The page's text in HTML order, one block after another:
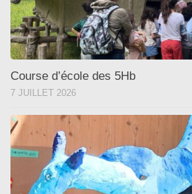
Course d’école des 5Hb
7 JUILLET 2026